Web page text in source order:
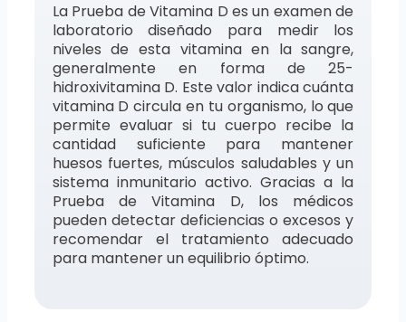
La Prueba de Vitamina D es un examen de
laboratorio diseñado para medir los
niveles de esta vitamina en la sangre,
generalmente en forma de 25-
hidroxivitamina D. Este valor indica cuánta
vitamina D circula en tu organismo, lo que
permite evaluar si tu cuerpo recibe la
cantidad suficiente para mantener
huesos fuertes, músculos saludables y un
sistema inmunitario activo. Gracias a la
Prueba de Vitamina D, los médicos
pueden detectar deficiencias o excesos y
recomendar el tratamiento adecuado
para mantener un equilibrio óptimo.